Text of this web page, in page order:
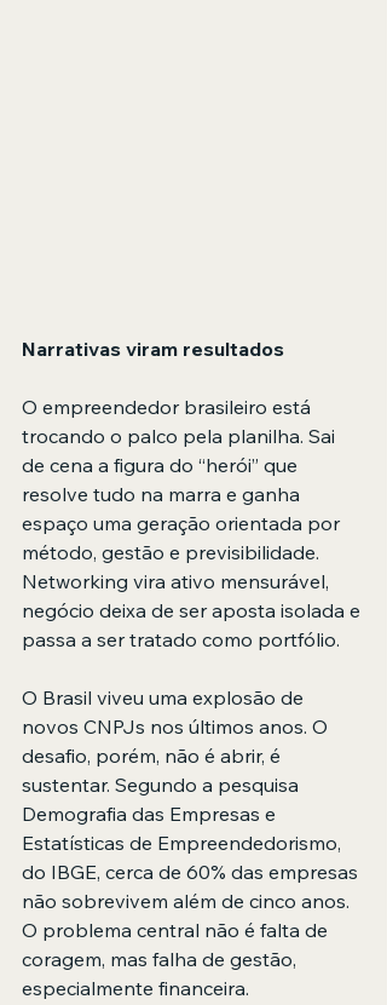
Narrativas viram resultados
O empreendedor brasileiro está
trocando o palco pela planilha. Sai
de cena a figura do “herói” que
resolve tudo na marra e ganha
espaço uma geração orientada por
método, gestão e previsibilidade.
Networking vira ativo mensurável,
negócio deixa de ser aposta isolada e
passa a ser tratado como portfólio.
O Brasil viveu uma explosão de
novos CNPJs nos últimos anos. O
desafio, porém, não é abrir, é
sustentar. Segundo a pesquisa
Demografia das Empresas e
Estatísticas de Empreendedorismo,
do IBGE, cerca de 60% das empresas
não sobrevivem além de cinco anos.
O problema central não é falta de
coragem, mas falha de gestão,
especialmente financeira.